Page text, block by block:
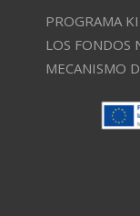
PROGRAMA
LOS FONDOS
MECANISMO